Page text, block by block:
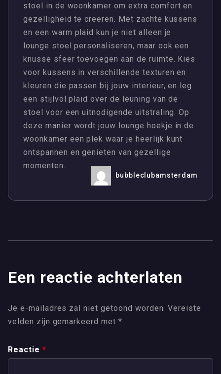
stoel in de woonkamer om extra comfort en
gezelligheid te creëren. Met zachte kussens
en een warm plaid kun je niet alleen je
lounge stoel personaliseren, maar ook een
knusse sfeer toevoegen aan de ruimte. Kies
voor kussens in verschillende texturen en
kleuren die passen bij jouw interieur, en leg
een stijlvol plaid over de leuning van de
stoel voor een uitnodigende uitstraling. Op
deze manier wordt jouw lounge hoekje in de
woonkamer een plek waar je heerlijk kunt
ontspannen en genieten van gezellige
momenten.
bubbleclubamsterdam
Een reactie achterlaten
Je e-mailadres zal niet getoond worden. Vereiste
velden zijn gemarkeerd met *
Reactie *